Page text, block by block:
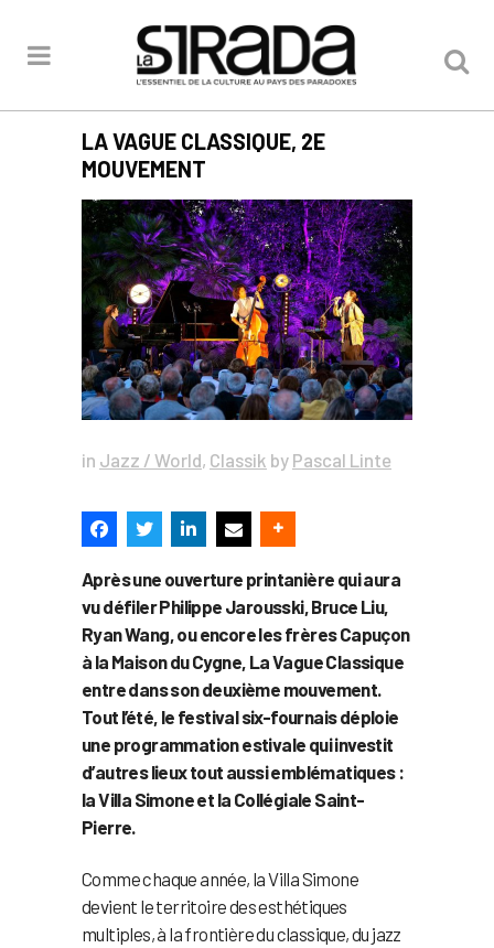
LA VAGUE CLASSIQUE, 2E
MOUVEMENT
in Jazz / World, Classik by Pascal Linte
Après une ouverture printanière qui aura
vu défiler Philippe Jarousski, Bruce Liu,
Ryan Wang, ou encore les frères Capuçon
à la Maison du Cygne, La Vague Classique
entre dans son deuxième mouvement.
Tout l’été, le festival six-fournais déploie
une programmation estivale qui investit
d’autres lieux tout aussi emblématiques :
la Villa Simone et la Collégiale Saint-
Pierre.
Comme chaque année, la Villa Simone
devient le territoire des esthétiques
multiples, à la frontière du classique, du jazz